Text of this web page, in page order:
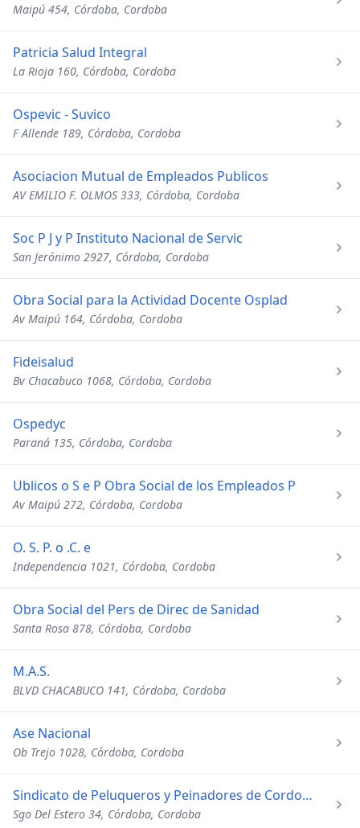
Maipú 454, Córdoba, Cordoba
Patricia Salud Integral
La Rioja 160, Córdoba, Cordoba
Ospevic - Suvico
F Allende 189, Córdoba, Cordoba
Asociacion Mutual de Empleados Publicos
AV EMILIO F. OLMOS 333, Córdoba, Cordoba
Soc P J y P Instituto Nacional de Servic
San Jerónimo 2927, Córdoba, Cordoba
Obra Social para la Actividad Docente Osplad
Av Maipú 164, Córdoba, Cordoba
Fideisalud
Bv Chacabuco 1068, Córdoba, Cordoba
Ospedyc
Paraná 135, Córdoba, Cordoba
Ublicos o S e P Obra Social de los Empleados P
Av Maipú 272, Córdoba, Cordoba
O. S. P. o .C. e
Independencia 1021, Córdoba, Cordoba
Obra Social del Pers de Direc de Sanidad
Santa Rosa 878, Córdoba, Cordoba
M.A.S.
BLVD CHACABUCO 141, Córdoba, Cordoba
Ase Nacional
Ob Trejo 1028, Córdoba, Cordoba
Sindicato de Peluqueros y Peinadores de Cordoba - Personeria
Sgo Del Estero 34, Córdoba, Cordoba